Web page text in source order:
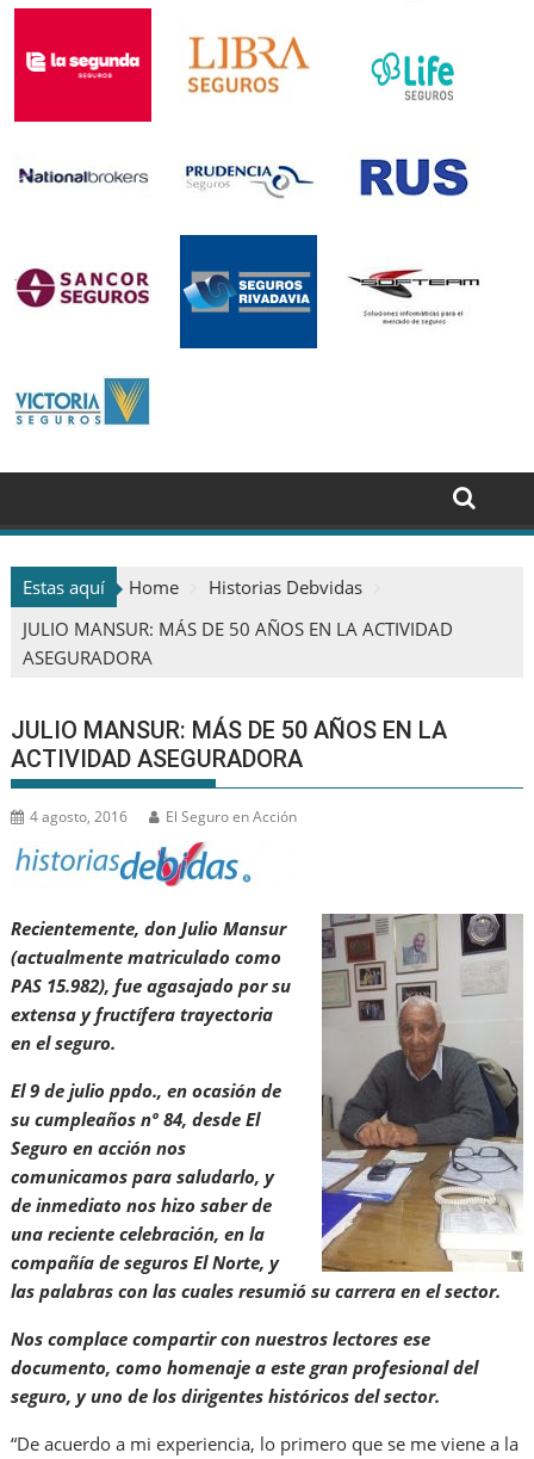
Estas aquí Home
Historias Debvidas
JULIO MANSUR: MÁS DE 50 AÑOS EN LA ACTIVIDAD
ASEGURADORA
JULIO MANSUR: MÁS DE 50 AÑOS EN LA
ACTIVIDAD ASEGURADORA
4 agosto, 2016 El Seguro en Acción
Recientemente, don Julio Mansur
(actualmente matriculado como
PAS 15.982), fue agasajado por su
extensa y fructífera trayectoria
en el seguro.
El 9 de julio ppdo., en ocasión de
su cumpleaños nº 84, desde El
Seguro en acción nos
comunicamos para saludarlo, y
de inmediato nos hizo saber de
una reciente celebración, en la
compañía de seguros El Norte, y
las palabras con las cuales resumió su carrera en el sector.
Nos complace compartir con nuestros lectores ese
documento, como homenaje a este gran profesional del
seguro, y uno de los dirigentes históricos del sector.
“De acuerdo a mi experiencia, lo primero que se me viene a la